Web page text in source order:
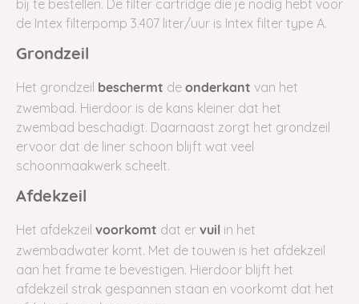
bij te bestellen. De filter cartridge die je nodig hebt voor
de Intex filterpomp 3.407 liter/uur is Intex filter type A.
Grondzeil
Het grondzeil beschermt de onderkant van het
zwembad. Hierdoor is de kans kleiner dat het
zwembad beschadigt. Daarnaast zorgt het grondzeil
ervoor dat de liner schoon blijft wat veel
schoonmaakwerk scheelt.
Afdekzeil
Het afdekzeil voorkomt dat er vuil in het
zwembadwater komt. Met de touwen is het afdekzeil
aan het frame te bevestigen. Hierdoor blijft het
afdekzeil strak gespannen staan en voorkomt dat het